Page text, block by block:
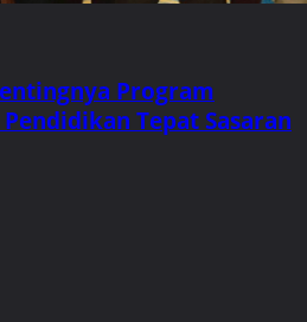
Program
Tepat Sasaran